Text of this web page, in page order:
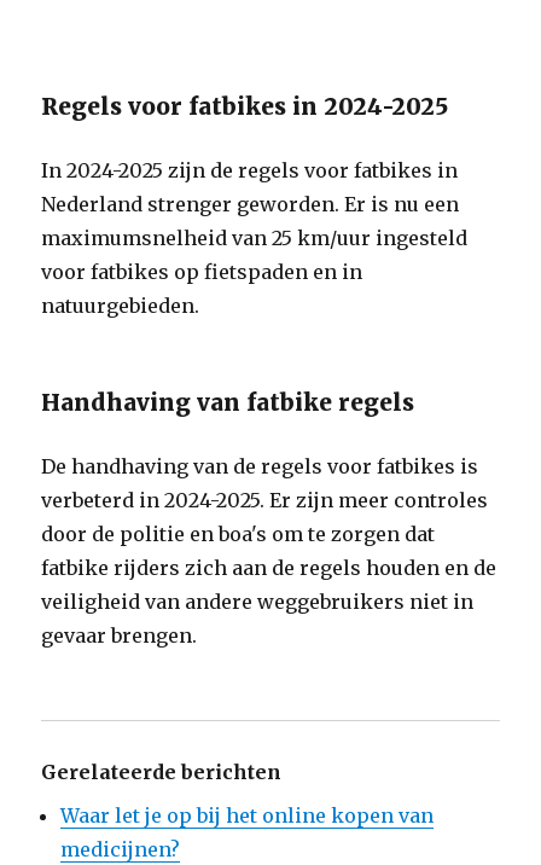
Regels voor fatbikes in 2024-2025
In 2024-2025 zijn de regels voor fatbikes in
Nederland strenger geworden. Er is nu een
maximumsnelheid van 25 km/uur ingesteld
voor fatbikes op fietspaden en in
natuurgebieden.
Handhaving van fatbike regels
De handhaving van de regels voor fatbikes is
verbeterd in 2024-2025. Er zijn meer controles
door de politie en boa's om te zorgen dat
fatbike rijders zich aan de regels houden en de
veiligheid van andere weggebruikers niet in
gevaar brengen.
Gerelateerde berichten
Waar let je op bij het online kopen van
medicijnen?